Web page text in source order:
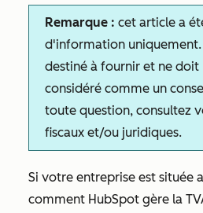
Remarque : cet article a
d'information uniquement.
destiné à fournir et ne doit
considéré comme un
toute question, consultez
fiscaux et/ou juridiques.
Si votre entreprise est située
comment HubSpot gère la